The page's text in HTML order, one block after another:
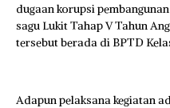
dugaan korupsi
sagu Lukit Tahap V Tahun
tersebut berada di BPTD
Adapun pelaksana kegiatan